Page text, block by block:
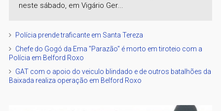
neste sábado, em Vigário Ger...
Polícia prende traficante em Santa Tereza
Chefe do Gogó da Ema "Parazão" é morto em tiroteio com a
Polícia em Belford Roxo
GAT com o apoio do veiculo blindado e de outros batalhões da
Baixada realiza operação em Belford Roxo